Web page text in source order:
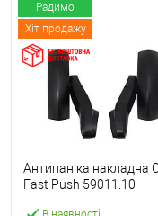
Радимо
Хіт продажу
Антипаніка накладна
Fast Push 59011.10